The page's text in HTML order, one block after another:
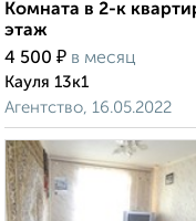
Комната в 2-к
этаж
4 500 ₽ в месяц
Кауля 13к1
Агентство, 16.05.2022